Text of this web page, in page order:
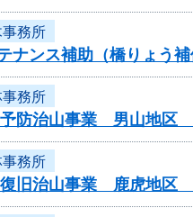
務所
ナンス補助（橋りょう
務所
防治山事業 男山地区
務所
旧治山事業 鹿虎地区